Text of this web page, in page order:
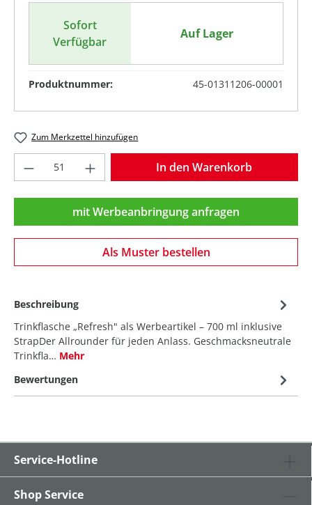
Sofort
Verfügbar
Auf Lager
Produktnummer: 45-01311206-00001
Zum Merkzettel hinzufügen
Produkt Anzahl: Gib den gewünschten
In den Warenkorb
mit Werbeanbringung anfragen
Als Muster bestellen
Beschreibung
Trinkflasche „Refresh" als Werbeartikel – 700 ml inklusive
StrapDer Allrounder für jeden Anlass. Geschmacksneutrale
Trinkfla… Mehr
Bewertungen
Service-Hotline
Shop Service